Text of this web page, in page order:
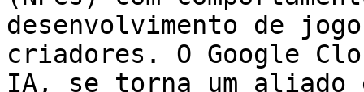
desenvolvimento de
criadores. O Google
IA, se torna um